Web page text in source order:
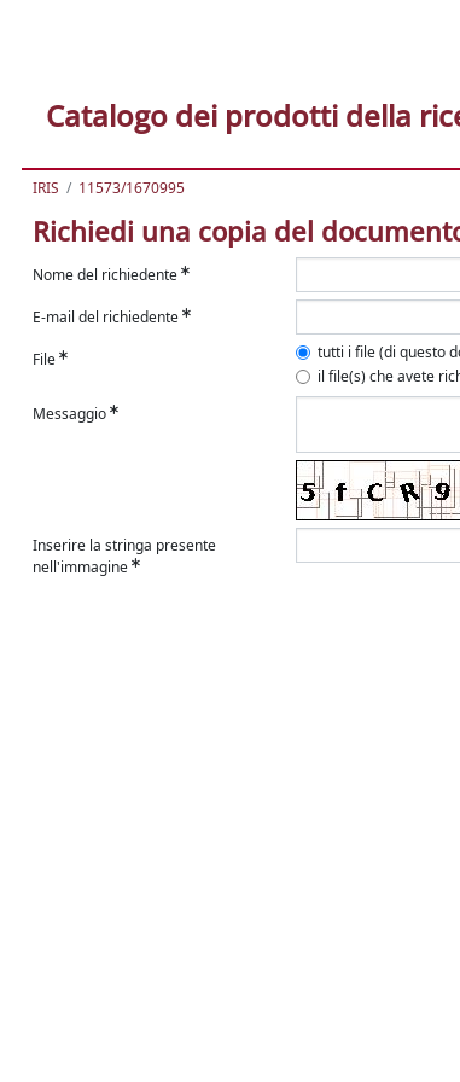
Catalogo dei prodotti della
IRIS 11573/1670995
Richiedi una copia del
Nome del richiedente
E-mail del richiedente
File
tutti i file (di questo
il file(s) che avete
Messaggio
Inserire la stringa presente
nell'immagine